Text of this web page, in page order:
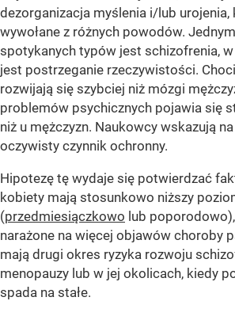
dezorganizacja myślenia i/lub
wywołane z różnych powodów.
spotykanych typów jest schizofrenia,
jest postrzeganie rzeczywistości.
rozwijają się szybciej niż mózgi
problemów psychicznych pojawia się
niż u mężczyzn. Naukowcy wskazują na
oczywisty czynnik ochronny.
Hipotezę tę wydaje się potwierdzać
kobiety mają stosunkowo niższy
(przedmiesiączkowo lub
narażone na więcej objawów choroby
mają drugi okres ryzyka rozwoju
menopauzy lub w jej okolicach, kiedy
spada na stałe.